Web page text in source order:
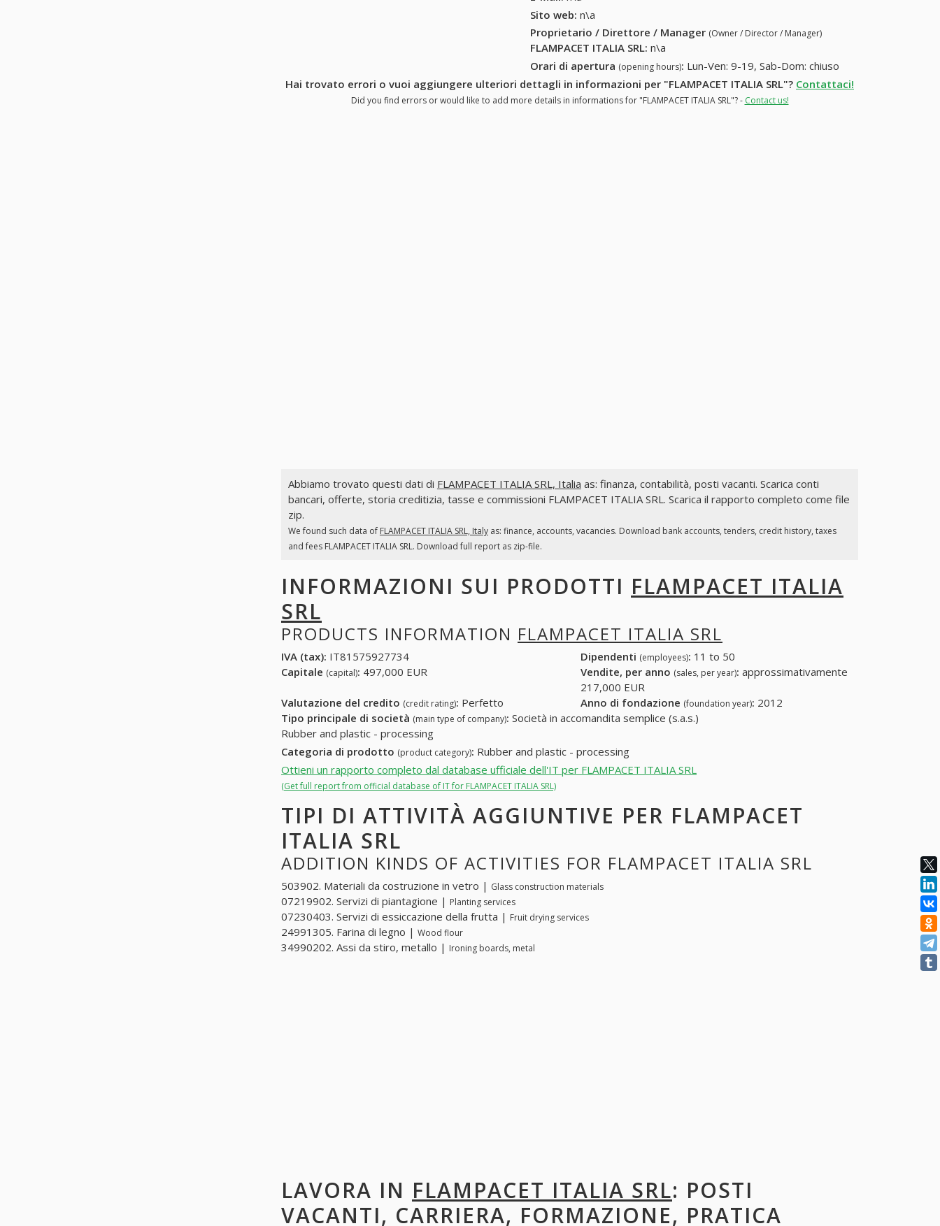
Sito web: n\a
Proprietario / Direttore / Manager (Owner / Director / Manager)
FLAMPACET ITALIA SRL: n\a
Orari di apertura (opening hours): Lun-Ven: 9-19, Sab-Dom: chiuso
Hai trovato errori o vuoi aggiungere ulteriori dettagli in informazioni per "FLAMPACET ITALIA SRL"? Contattaci!
Did you find errors or would like to add more details in informations for "FLAMPACET ITALIA SRL"? - Contact us!
Abbiamo trovato questi dati di FLAMPACET ITALIA SRL, Italia as: finanza, contabilità, posti vacanti. Scarica conti
bancari, offerte, storia creditizia, tasse e commissioni FLAMPACET ITALIA SRL. Scarica il rapporto completo come file
zip.
We found such data of FLAMPACET ITALIA SRL, Italyas: finance, accounts, vacancies. Download bank accounts, tenders, credit history, taxes
and fees FLAMPACET ITALIA SRL. Download full report as zip-file.
INFORMAZIONI SUI PRODOTTI FLAMPACET ITALIA
SRL
PRODUCTS INFORMATION FLAMPACET ITALIA SRL
IVA (tax): IT81575927734 Dipendenti (employees): 11 to 50
Capitale (capital): 497,000 EUR Vendite, per anno (sales, per year): approssimativamente
217,000 EUR
Valutazione del credito (credit rating): Perfetto Anno di fondazione (foundation year): 2012
Tipo principale di società (main type of company): Società in accomandita semplice (s.a.s.)
Rubber and plastic - processing
Categoria di prodotto (product category): Rubber and plastic - processing
Ottieni un rapporto completo dal database ufficiale dell'IT per FLAMPACET ITALIA SRL
(Get full report from official database of IT for FLAMPACET ITALIA SRL)
TIPI DI ATTIVITÀ AGGIUNTIVE PER FLAMPACET
ITALIA SRL
ADDITION KINDS OF ACTIVITIES FOR FLAMPACET ITALIA SRL
503902. Materiali da costruzione in vetro | Glass construction materials
07219902. Servizi di piantagione | Planting services
07230403. Servizi di essiccazione della frutta | Fruit drying services
24991305. Farina di legno | Wood flour
34990202. Assi da stiro, metallo | Ironing boards, metal
LAVORA IN FLAMPACET ITALIA SRL: POSTI
VACANTI, CARRIERA, FORMAZIONE, PRATICA